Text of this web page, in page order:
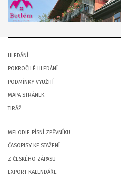
HLEDÁNÍ
POKROČILÉ HLEDÁNÍ
PODMÍNKY VYUŽITÍ
MAPA STRÁNEK
TIRÁŽ
MELODIE PÍSNÍ ZPĚVNÍKU
ČASOPISY KE STAŽENÍ
Z ČESKÉHO ZÁPASU
EXPORT KALENDÁŘE